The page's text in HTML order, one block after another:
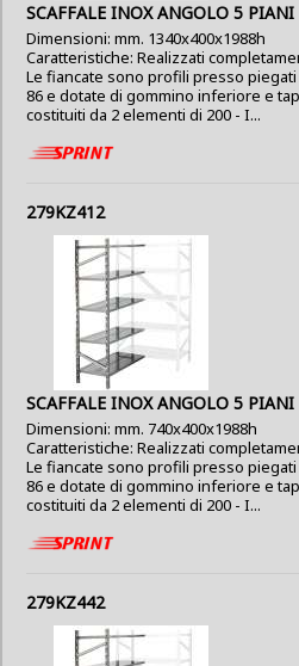
SCAFFALE INOX ANGOLO 5 PIANI
Dimensioni: mm. 1340x400x1988h
Caratteristiche: Realizzati
Le fiancate sono profili presso
86 e dotate di gommino inferiore e
costituiti da 2 elementi di 200 - I...
279KZ412
SCAFFALE INOX ANGOLO 5 PIANI
Dimensioni: mm. 740x400x1988h
Caratteristiche: Realizzati
Le fiancate sono profili presso
86 e dotate di gommino inferiore e
costituiti da 2 elementi di 200 - I...
279KZ442